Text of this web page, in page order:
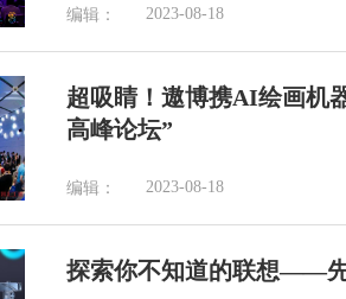
编辑： 2023-08-18
超吸睛！遨博携AI绘画机
高峰论坛”
编辑： 2023-08-18
探索你不知道的联想——